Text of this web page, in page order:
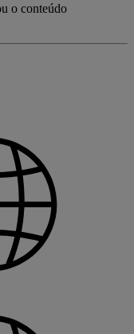
o conteúdo